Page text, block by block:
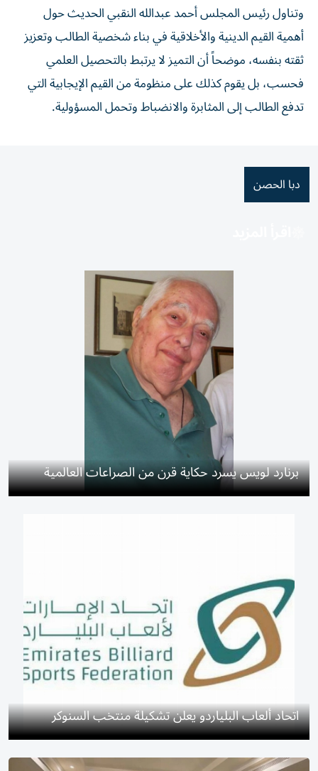
وتناول رئيس المجلس أحمد عبدالله النقبي الحديث حول
أهمية القيم الدينية والأخلاقية في بناء شخصية الطالب وتعزيز
ثقته بنفسه، موضحاً أن التميز لا يرتبط بالتحصيل العلمي
فحسب، بل يقوم كذلك على منظومة من القيم الإيجابية التي
تدفع الطالب إلى المثابرة والانضباط وتحمل المسؤولية.
دبا الحصن
برنارد لويس يسرد حكاية قرن من الصراعات العالمية
اتحاد ألعاب البلياردو يعلن تشكيلة منتخب السنوكر